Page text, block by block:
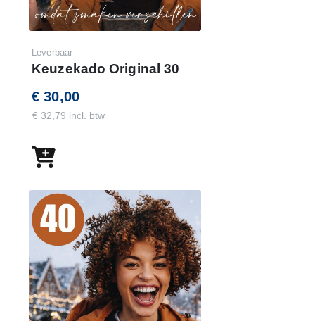
Leverbaar
Keuzekado Original 30
€ 30,00
€ 32,79 incl. btw